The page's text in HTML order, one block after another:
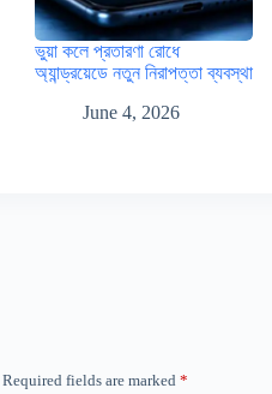
ভুয়া কলে প্রতারণা রোধে
অ্যান্ড্রয়েডে নতুন নিরাপত্তা ব্যবস্থা
June 4, 2026
Required fields are marked *